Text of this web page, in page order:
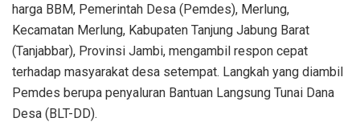
harga BBM, Pemerintah Desa (Pemdes), Merlung,
Kecamatan Merlung, Kabupaten Tanjung Jabung Barat
(Tanjabbar), Provinsi Jambi, mengambil respon cepat
terhadap masyarakat desa setempat. Langkah yang diambil
Pemdes berupa penyaluran Bantuan Langsung Tunai Dana
Desa (BLT-DD).